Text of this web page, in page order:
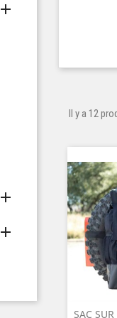



Il y a 12
SAC